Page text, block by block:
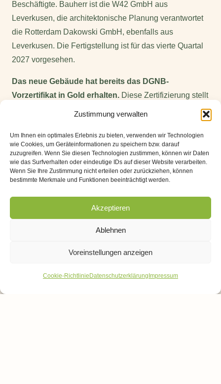
Zustimmung verwalten
Um Ihnen ein optimales Erlebnis zu bieten, verwenden wir Technologien
wie Cookies, um Geräteinformationen zu speichern bzw. darauf
zuzugreifen. Wenn Sie diesen Technologien zustimmen, können wir Daten
wie das Surfverhalten oder eindeutige IDs auf dieser Website verarbeiten.
Wenn Sie Ihre Zustimmung nicht erteilen oder zurückziehen, können
bestimmte Merkmale und Funktionen beeinträchtigt werden.
Akzeptieren
Ablehnen
Voreinstellungen anzeigen
Cookie-Richtlinie Datenschutzerklärung Impressum
Beschäftigte. Bauherr ist die W42 GmbH aus
Leverkusen, die architektonische Planung verantwortet
die Rotterdam Dakowski GmbH, ebenfalls aus
Leverkusen. Die Fertigstellung ist für das vierte Quartal
2027 vorgesehen.
Das neue Gebäude hat bereits das DGNB-
Vorzertifikat in Gold erhalten. Diese Zertifizierung stellt
werden. Dazu zählen unter anderem Maßnahmen wie
ein extensiv begrüntes Hauptdach sowie eine
Photovoltaikanlage zur energetischen Eigenversorgung.
DFMG Deutsche Funkturm GmbH